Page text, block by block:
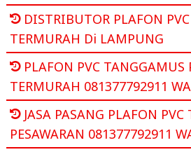
DISTRIBUTOR PLAFON
TERMURAH Di LAMPUNG
PLAFON PVC TANGGAMUS
TERMURAH 081377792911
JASA PASANG PLAFON
PESAWARAN 081377792911